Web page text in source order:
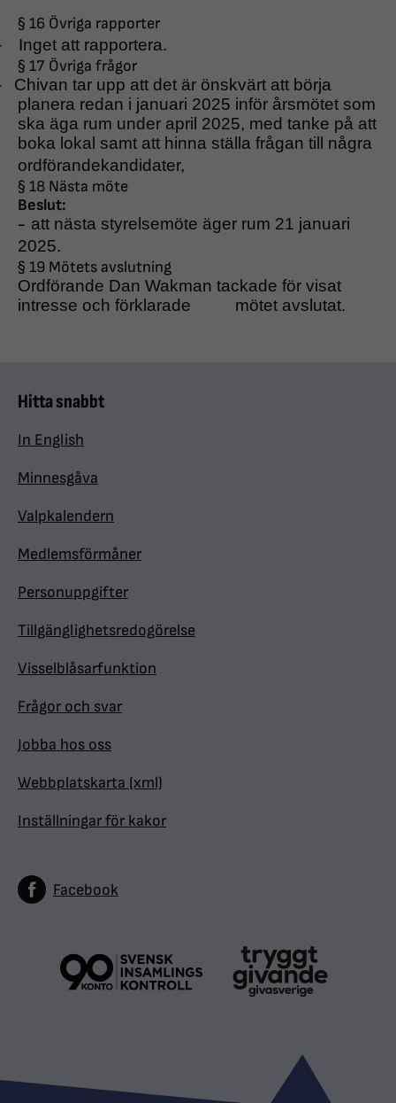
§ 16 Övriga rapporter
Inget att rapportera.
§ 17 Övriga frågor
Chivan tar upp att det är önskvärt att börja
planera redan i januari 2025 inför årsmötet som
ska äga rum under april 2025, med tanke på att
boka lokal samt att hinna ställa frågan till några
ordförandekandidater,
§ 18 Nästa möte
Beslut:
- att nästa styrelsemöte äger rum 21 januari
2025.
§ 19 Mötets avslutning
Ordförande Dan Wakman tackade för visat
intresse och förklarade mötet avslutat.
Hitta snabbt
In English
Minnesgåva
Valpkalendern
Medlemsförmåner
Personuppgifter
Tillgänglighetsredogörelse
Visselblåsarfunktion
Frågor och svar
Jobba hos oss
Webbplatskarta (xml)
Inställningar för kakor
Facebook